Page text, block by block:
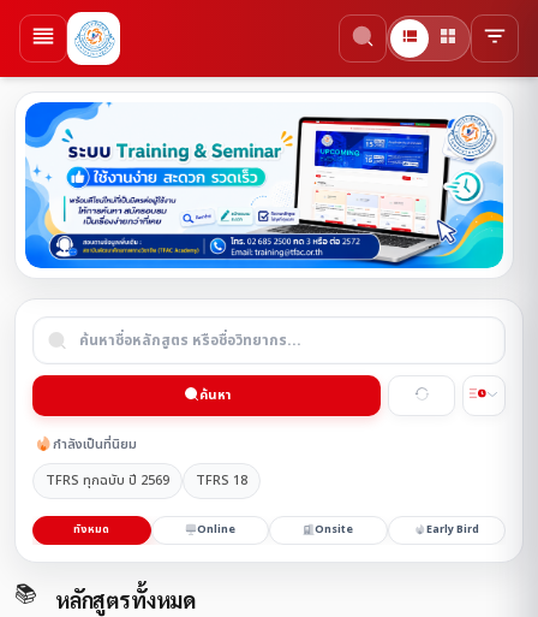
ค้นหา
กำลังเป็นที่นิยม
TFRS ทุกฉบับ ปี 2569
TFRS 18
ทั้งหมด Online Onsite Early Bird
📚 หลักสูตรทั้งหมด